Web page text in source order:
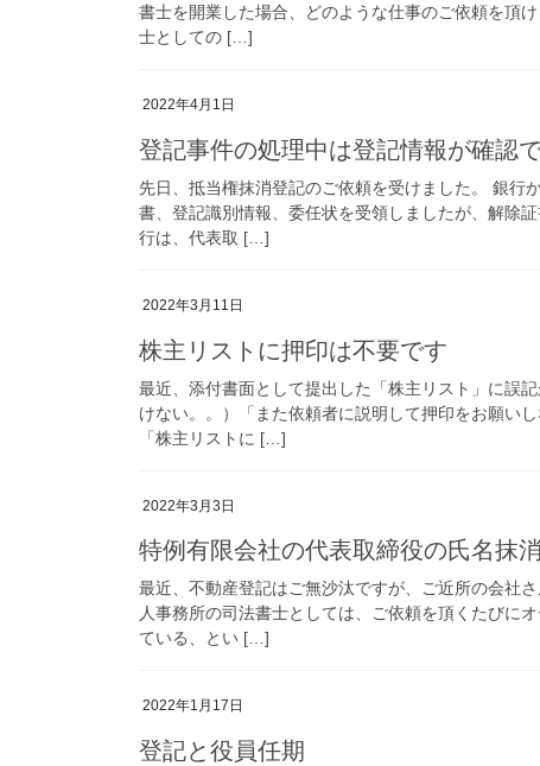
書士を開業した場合、どのような仕事のご依頼を頂
士としての […]
2022年4月1日
登記事件の処理中は登記情報が確認
先日、抵当権抹消登記のご依頼を受けました。 銀行
書、登記識別情報、委任状を受領しましたが、解除
行は、代表取 […]
2022年3月11日
株主リストに押印は不要です
最近、添付書面として提出した「株主リスト」に誤
けない。。）「また依頼者に説明して押印をお願い
「株主リストに […]
2022年3月3日
特例有限会社の代表取締役の氏名抹消
最近、不動産登記はご無沙汰ですが、ご近所の会社
人事務所の司法書士としては、ご依頼を頂くたびに
ている、とい […]
2022年1月17日
登記と役員任期